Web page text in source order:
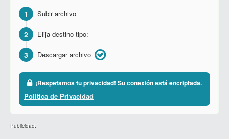
1 Subir archivo
2 Elija destino tipo:
3 Descargar archivo
¡Respetamos tu privacidad! Su conexión está encriptada.
Política de Privacidad
Publicidad: